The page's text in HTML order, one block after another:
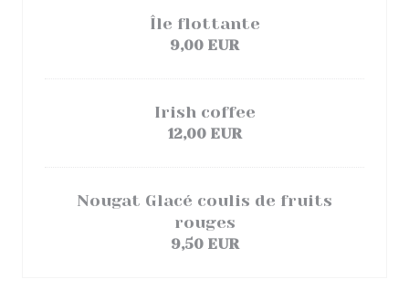
Île flottante
9,00 EUR
Irish coffee
12,00 EUR
Nougat Glacé coulis de fruits
rouges
9,50 EUR